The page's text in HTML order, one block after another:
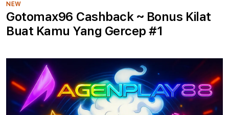
NEW
Gotomax96 Cashback ~ Bonus Kilat
Buat Kamu Yang Gercep #1